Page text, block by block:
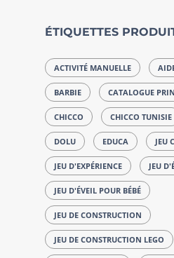
ÉTIQUETTES
ACTIVITÉ MANUELLE
BARBIE CATALOGUE
CHICCO CHICCO TUNISIE
DOLU EDUCA JEU
JEU D'EXPÉRIENCE JEU
JEU D'ÉVEIL POUR BÉBÉ
JEU DE CONSTRUCTION
JEU DE CONSTRUCTION LEGO